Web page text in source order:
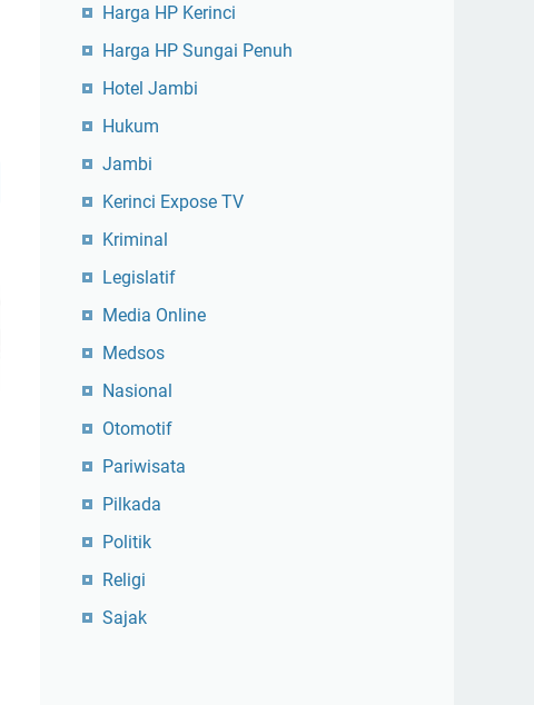
Harga HP Kerinci
Harga HP Sungai Penuh
Hotel Jambi
Hukum
Jambi
Kerinci Expose TV
Kriminal
Legislatif
Media Online
Medsos
Nasional
Otomotif
Pariwisata
Pilkada
Politik
Religi
Sajak